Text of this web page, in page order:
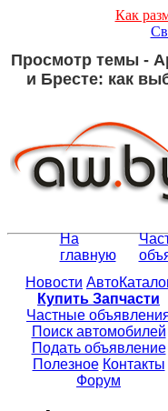
Как
Просмотр темы -
и Бресте: как
На
главную
Новости
Купить Запчасти
Частные
Поиск автомобилей
Подать объявление
Полезное Контакты
Форум